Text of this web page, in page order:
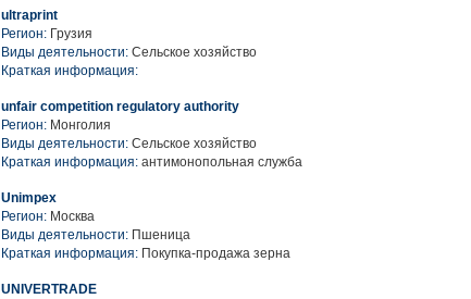
ultraprint
Регион: Грузия
Виды деятельности: Сельское хозяйство
Краткая информация:
unfair competition regulatory authority
Регион: Монголия
Виды деятельности: Сельское хозяйство
Краткая информация: антимонопольная служба
Unimpex
Регион: Москва
Виды деятельности: Пшеница
Краткая информация: Покупка-продажа зерна
UNIVERTRADE